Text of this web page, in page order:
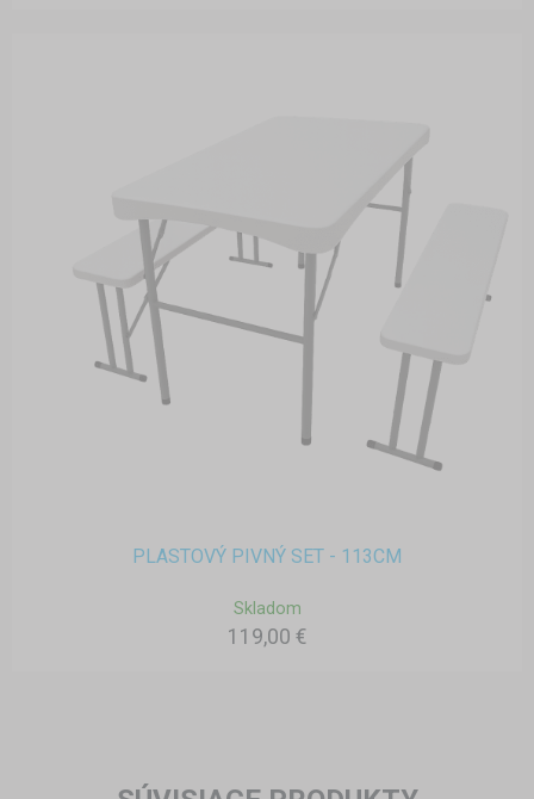
PLASTOVÝ PIVNÝ SET - 113CM
Skladom
119,00 €